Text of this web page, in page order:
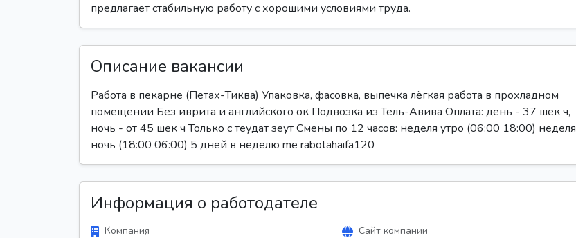
предлагает стабильную работу с хорошими условиями труда.
Описание вакансии
Работа в пекарне (Петах-Тиква) Упаковка, фасовка, выпечка лёгкая работа в прохладном
помещении Без иврита и английского ок Подвозка из Тель-Авива Оплата: день - 37 шек ч,
ночь - от 45 шек ч Только с теудат зеут Смены по 12 часов: неделя утро (06:00 18:00) неделя
ночь (18:00 06:00) 5 дней в неделю me rabotahaifa120
Информация о работодателе
Компания Сайт компании